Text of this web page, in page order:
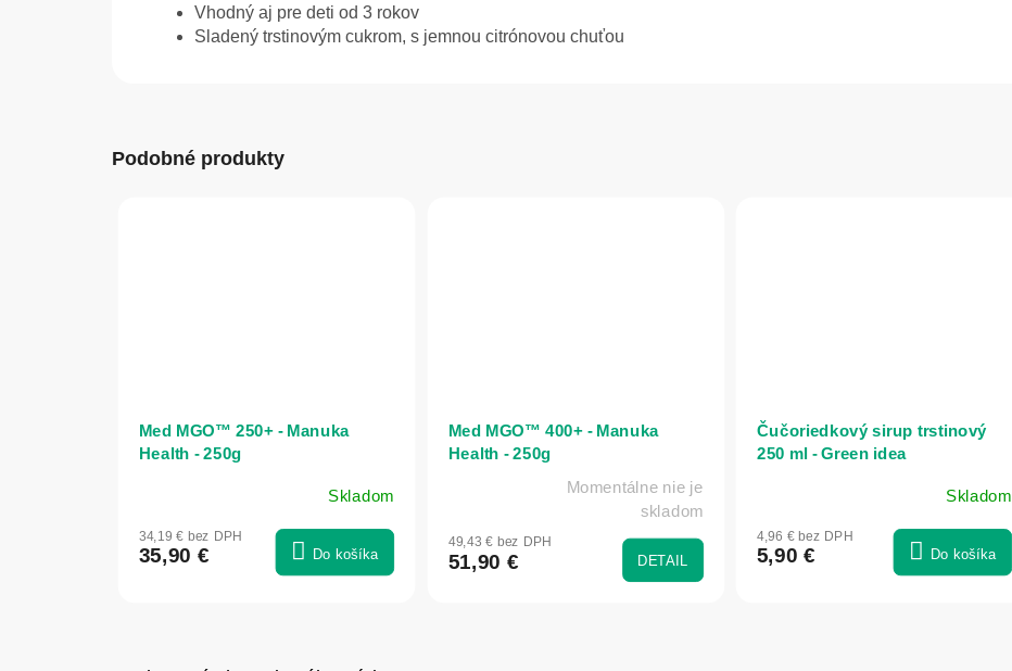
Vhodný aj pre deti od 3 rokov
Sladený trstinovým cukrom, s jemnou citrónovou chuťou
Podobné produkty
Med MGO™ 250+ - Manuka
Health - 250g
produktu
Skladom
34,19 € bez DPH
35,90 € Do košíka
Med MGO™ 400+ - Manuka
Health - 250g
produktu
je
Momentálne nie je
skladom
49,43 € bez DPH
51,90 € DETAIL
Čučoriedkový sirup trstinový
250 ml - Green idea
Skladom
4,96 € bez DPH
5,90 € Do košíka